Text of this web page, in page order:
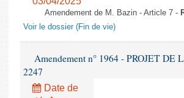
Amendement de M. Bazin - Article 7 -
Voir le dossier (Fin de vie)
Amendement n° 1964 - PROJET DE
2247
Date de